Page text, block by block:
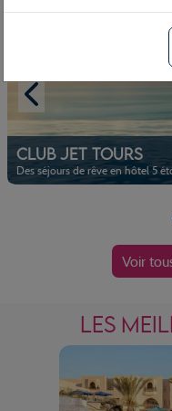
Club Jet tours
Des séjours de rêve en hôtel 5
Voir
LES